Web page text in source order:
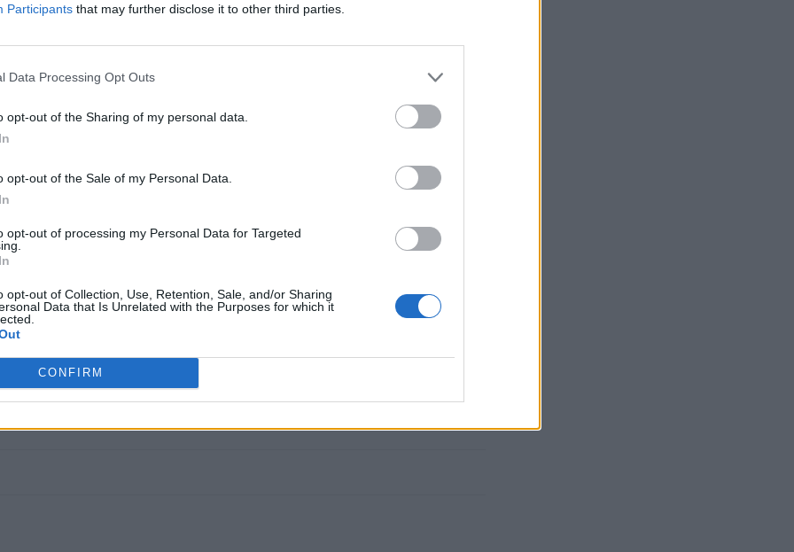
Participants that may further disclose it to other third parties.
Data Processing Opt Outs
opt-out of the Sharing of my personal data.
opt-out of the Sale of my Personal Data.
opt-out of processing my Personal Data for Targeted
opt-out of Collection, Use, Retention, Sale, and/or Sharing
Data that Is Unrelated with the Purposes for which it
CONFIRM
συνεργασία στον τομέα της άμυνας και στην καταπολέμηση της παράτυπης
πρωθυπουργό». «Εννοούμε να συνεχίσουμε να συνεργαζόμαστε με τον
να μετακινήσουμε το κέντρο βάρους στην προστασία των εξωτερικών
τις χώρες διέλευσης», προσέθεσε.
δίκαιης και διαρκούς ειρήνης στην Ουκρανία, και ότι αναμένουν τη ρωσική
και τη συνάντηση Ζελένσκι-Πούτιν.
πρέπει να δοθεί πράσινο φως για την παροχή ανθρωπιστικής βοήθειας και ότι
Δήλωσε, επίσης ότι οι δυο χώρες στηρίζουν την πορεία ένταξης των Δυτικών
στα καλώδια με οπτική ίνα, και ειδικότερα στην συνεργασία που
στοχεύει στον υπερδιπλασιασμό των ηλεκτρικών διασυνδέσεων των δυο χωρών.
Μεταφορών, είναι ιδιαίτερα σημαντική. Δίνει νέα ώθηση σε μια στρατηγική
τρόπο. Θεωρώ ότι είναι ένα θετικό μήνυμα που στέλνουμε ως προς τη συνεργασία